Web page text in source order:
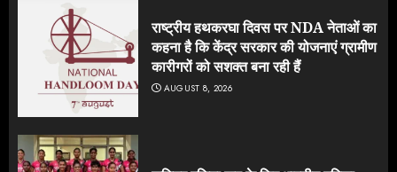
राष्ट्रीय हथकरघा दिवस पर NDA नेताओं का
कहना है कि केंद्र सरकार की योजनाएं ग्रामीण
कारीगरों को सशक्त बना रही हैं
AUGUST 8, 2026